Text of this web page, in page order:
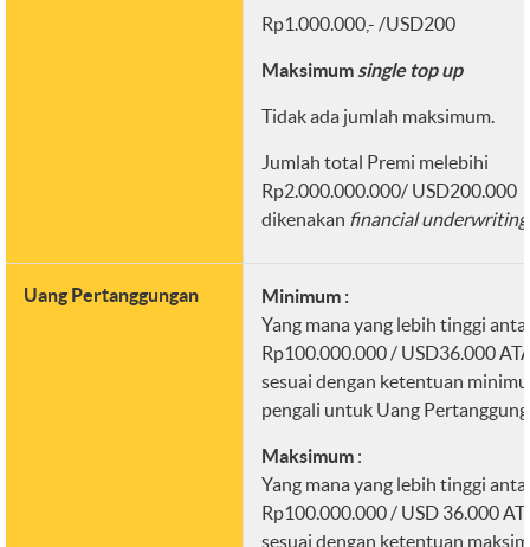
Rp1.000.000,- /USD200
Maksimum single top up
Tidak ada jumlah maksimum.
Jumlah total Premi melebihi
Rp2.000.000.000/ USD200.000
dikenakan financial underwriting
Uang Pertanggungan
Minimum :
Yang mana yang lebih tinggi
Rp100.000.000 / USD36.000
sesuai dengan ketentuan
pengali untuk Uang
Maksimum :
Yang mana yang lebih tinggi
Rp100.000.000 / USD 36.000
sesuai dengan ketentuan